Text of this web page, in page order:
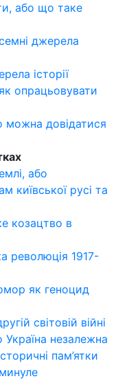
або що таке
джерела
історії
опрацьовувати
довідатися
або
київської русі та
козацтво в
революція 1917-
як геноцид
світовій війні
незалежна
пам’ятки